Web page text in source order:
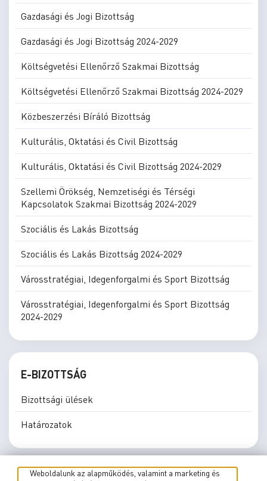
Gazdasági és Jogi Bizottság
Gazdasági és Jogi Bizottság 2024-2029
Költségvetési Ellenőrző Szakmai Bizottság
Költségvetési Ellenőrző Szakmai Bizottság 2024-2029
Közbeszerzési Bíráló Bizottság
Kulturális, Oktatási és Civil Bizottság
Kulturális, Oktatási és Civil Bizottság 2024-2029
Szellemi Örökség, Nemzetiségi és Térségi
Kapcsolatok Szakmai Bizottság 2024-2029
Szociális és Lakás Bizottság
Szociális és Lakás Bizottság 2024-2029
Városstratégiai, Idegenforgalmi és Sport Bizottság
Városstratégiai, Idegenforgalmi és Sport Bizottság
2024-2029
E-BIZOTTSÁG
Bizottsági ülések
Határozatok
Weboldalunk az alapműködés, valamint a marketing és